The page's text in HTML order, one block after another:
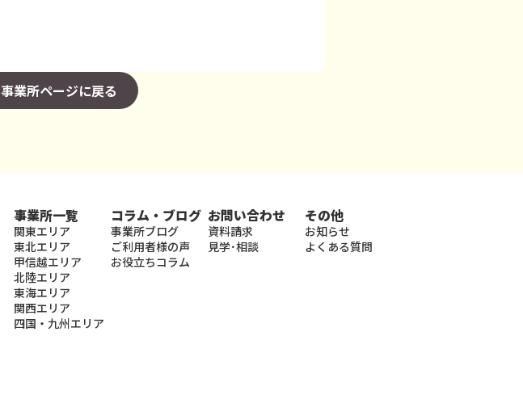
事業所ページに戻る
事業所一覧
関東エリア
東北エリア
甲信越エリア
北陸エリア
東海エリア
関西エリア
四国・九州エリア
コラム・ブログ
事業所ブログ
ご利用者様の声
お役立ちコラム
お問い合わせ
資料請求
見学･相談
その他
お知らせ
よくある質問